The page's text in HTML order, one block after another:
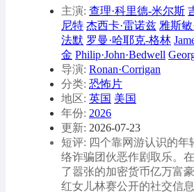
主演: 查理·科里德-米尔斯
尼特 杰西卡·雷诺兹 雅斯敏
法默 罗曼·哈耶克-格林
金 Philip·John·Bedwell
导演: Ronan·Corrigan
分类: 恐怖片
地区: 英国 美国
年份: 2026
更新: 2026-07-23
短评: 四个靠网游认识的年
络诈骗团伙恶作剧取乐。
了嚣张的加密货币亿万富
红女儿林赛公开的社交信